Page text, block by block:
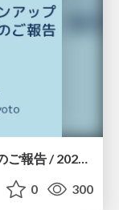
OSPN.JPバージョンアップ作業進捗のご報告 / 20260801-osc26kyoto
0 300